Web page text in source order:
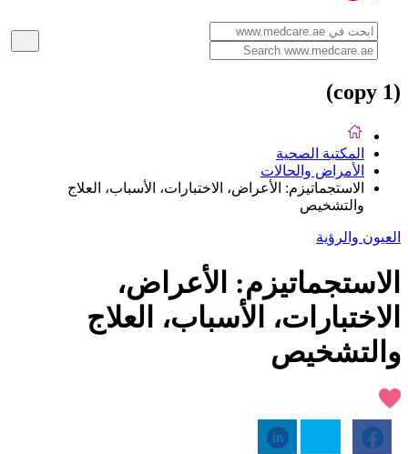
(copy 1)
المكتبة الصحية
الأمراض والحالات
الاستجماتيزم: الأعراض، الاختبارات، الأسباب، العلاج
والتشخيص
العيون والرؤية
الاستجماتيزم: الأعراض،
الاختبارات، الأسباب، العلاج
والتشخيص